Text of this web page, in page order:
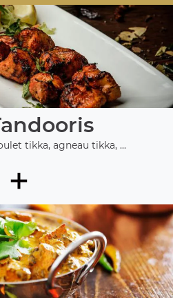
tikka, agneau tikka, ...
+